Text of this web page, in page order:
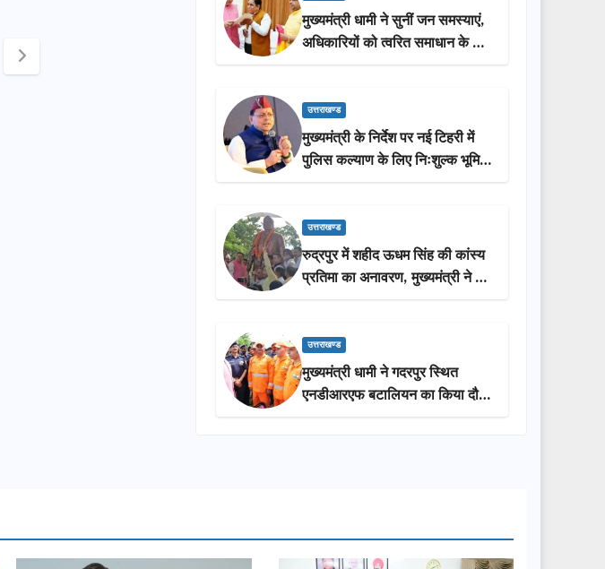
मुख्यमंत्री धामी ने सुनीं जन समस्याएं,
अधिकारियों को त्वरित समाधान के दिए
निर्देश
उत्तराखण्ड
मुख्यमंत्री के निर्देश पर नई टिहरी में
पुलिस कल्याण के लिए निःशुल्क भूमि
आवंटित
उत्तराखण्ड
रुद्रपुर में शहीद ऊधम सिंह की कांस्य
प्रतिमा का अनावरण, मुख्यमंत्री ने दी
₹3.85 करोड़ की विकास
उत्तराखण्ड
मुख्यमंत्री धामी ने गदरपुर स्थित
एनडीआरएफ बटालियन का किया दौरा,
आपदा प्रबंधन तैयारियों का लिया